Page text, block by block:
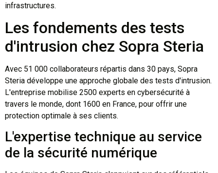
infrastructures.
Les fondements des tests
d'intrusion chez Sopra Steria
Avec 51 000 collaborateurs répartis dans 30 pays, Sopra
Steria développe une approche globale des tests d'intrusion.
L'entreprise mobilise 2500 experts en cybersécurité à
travers le monde, dont 1600 en France, pour offrir une
protection optimale à ses clients.
L'expertise technique au service
de la sécurité numérique